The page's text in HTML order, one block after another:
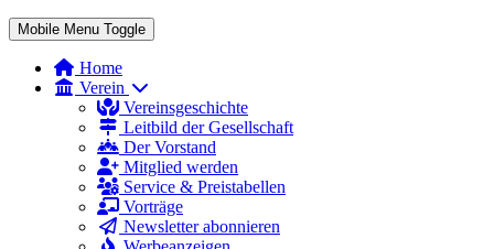
Mobile Menu Toggle
Home
Verein
Vereinsgeschichte
Leitbild der Gesellschaft
Der Vorstand
Mitglied werden
Service & Preistabellen
Vorträge
Newsletter abonnieren